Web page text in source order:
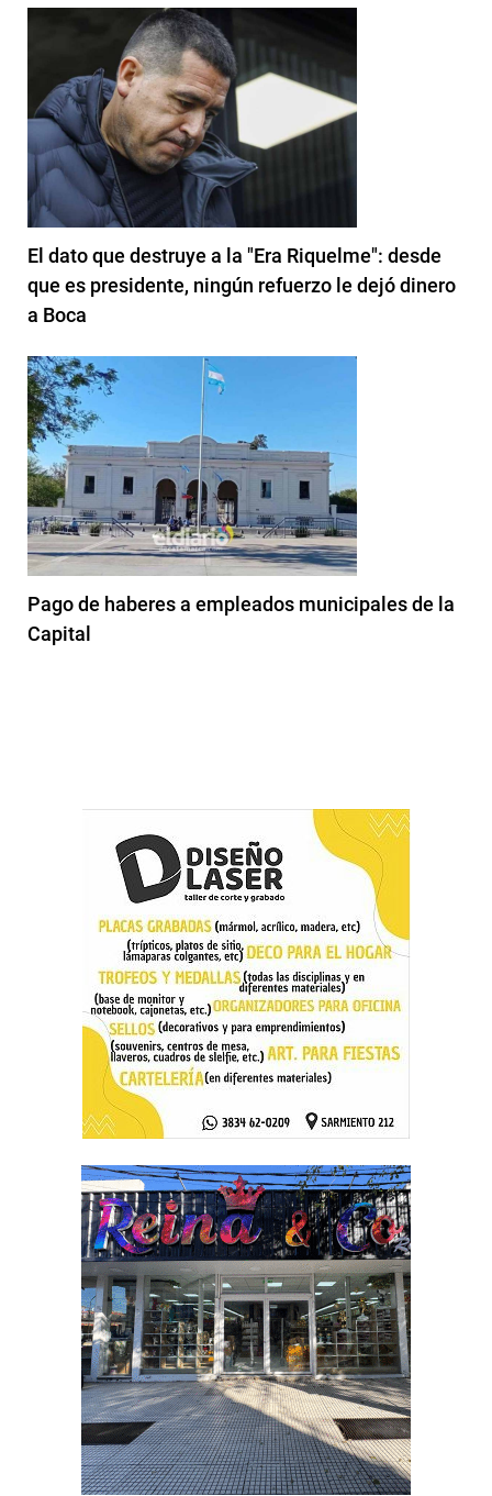
El dato que destruye a la "Era Riquelme": desde
que es presidente, ningún refuerzo le dejó dinero
a Boca
Pago de haberes a empleados municipales de la
Capital